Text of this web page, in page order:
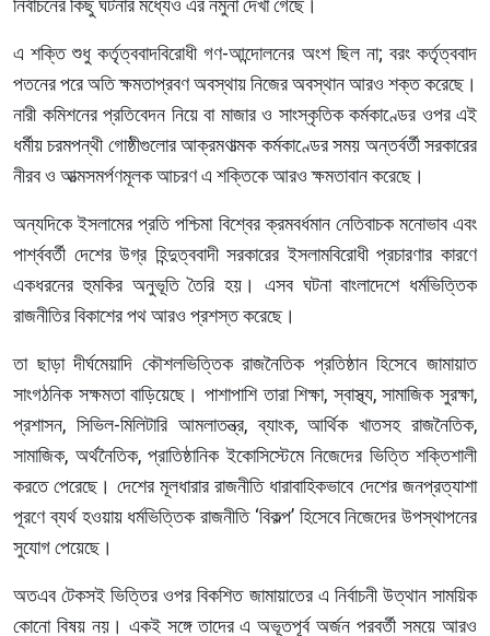
নির্বাচনের কিছু ঘটনার মধ্যেও এর নমুনা দেখা গেছে।
এ শক্তি শুধু কর্তৃত্ববাদবিরোধী গণ-আন্দোলনের অংশ ছিল না; বরং কর্তৃত্ববাদ
পতনের পরে অতি ক্ষমতাপ্রবণ অবস্থায় নিজের অবস্থান আরও শক্ত করেছে।
নারী কমিশনের প্রতিবেদন নিয়ে বা মাজার ও সাংস্কৃতিক কর্মকাণ্ডের ওপর এই
ধর্মীয় চরমপন্থী গোষ্ঠীগুলোর আক্রমণাত্মক কর্মকাণ্ডের সময় অন্তর্বর্তী সরকারের
নীরব ও আত্মসমর্পণমূলক আচরণ এ শক্তিকে আরও ক্ষমতাবান করেছে।
অন্যদিকে ইসলামের প্রতি পশ্চিমা বিশ্বের ক্রমবর্ধমান নেতিবাচক মনোভাব এবং
পার্শ্ববর্তী দেশের উগ্র হিন্দুত্ববাদী সরকারের ইসলামবিরোধী প্রচারণার কারণে
একধরনের হুমকির অনুভূতি তৈরি হয়। এসব ঘটনা বাংলাদেশে ধর্মভিত্তিক
রাজনীতির বিকাশের পথ আরও প্রশস্ত করেছে।
তা ছাড়া দীর্ঘমেয়াদি কৌশলভিত্তিক রাজনৈতিক প্রতিষ্ঠান হিসেবে জামায়াত
সাংগঠনিক সক্ষমতা বাড়িয়েছে। পাশাপাশি তারা শিক্ষা, স্বাস্থ্য, সামাজিক সুরক্ষা,
প্রশাসন, সিভিল-মিলিটারি আমলাতন্ত্র, ব্যাংক, আর্থিক খাতসহ রাজনৈতিক,
সামাজিক, অর্থনৈতিক, প্রাতিষ্ঠানিক ইকোসিস্টেমে নিজেদের ভিত্তি শক্তিশালী
করতে পেরেছে। দেশের মূলধারার রাজনীতি ধারাবাহিকভাবে দেশের জনপ্রত্যাশা
পূরণে ব্যর্থ হওয়ায় ধর্মভিত্তিক রাজনীতি ‘বিকল্প’ হিসেবে নিজেদের উপস্থাপনের
সুযোগ পেয়েছে।
অতএব টেকসই ভিত্তির ওপর বিকশিত জামায়াতের এ নির্বাচনী উত্থান সাময়িক
কোনো বিষয় নয়। একই সঙ্গে তাদের এ অভূতপূর্ব অর্জন পরবর্তী সময়ে আরও